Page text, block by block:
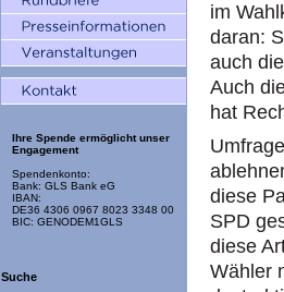
Ihre Spende ermöglicht unser
Engagement
Spendenkonto:
Bank: GLS Bank eG
IBAN:
DE36 4306 0967 8023 3348 00
BIC: GENODEM1GLS
Suche
im
daran:
auch die
Auch
hat
diese
SPD
diese
Wähler